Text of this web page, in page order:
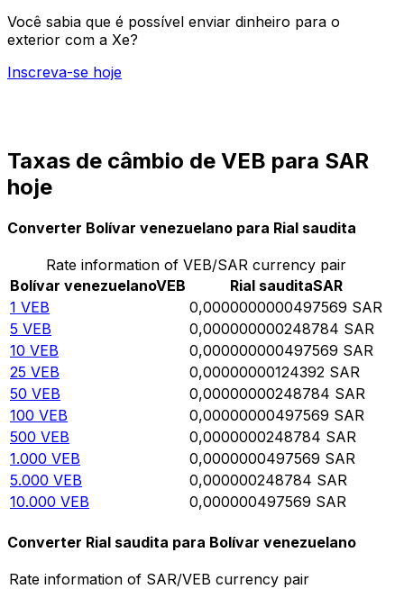
Você sabia que é possível enviar dinheiro para o
exterior com a Xe?
Inscreva-se hoje
Taxas de câmbio de VEB para SAR
hoje
Converter Bolívar venezuelano para Rial saudita
Rate information of VEB/SAR currency pair
Bolívar venezuelanoVEB Rial sauditaSAR
1 VEB 0,0000000000497569 SAR
5 VEB 0,000000000248784 SAR
10 VEB 0,000000000497569 SAR
25 VEB 0,00000000124392 SAR
50 VEB 0,00000000248784 SAR
100 VEB 0,00000000497569 SAR
500 VEB 0,0000000248784 SAR
1.000 VEB 0,0000000497569 SAR
5.000 VEB 0,000000248784 SAR
10.000 VEB 0,000000497569 SAR
Converter Rial saudita para Bolívar venezuelano
Rate information of SAR/VEB currency pair